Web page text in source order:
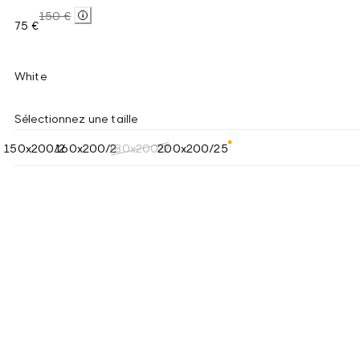
75 €
150 €
White
Sélectionnez une taille
150x200/25160x200/25180x200/25200x200/25